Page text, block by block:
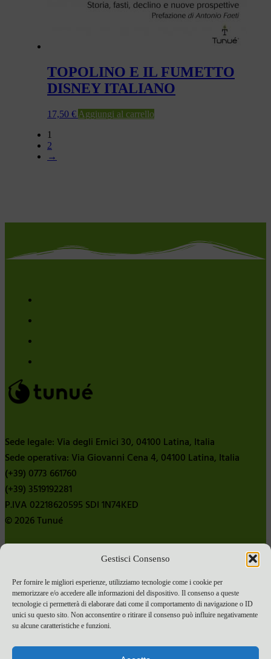
Gestisci Consenso
Per fornire le migliori esperienze, utilizziamo tecnologie come i cookie per
memorizzare e/o accedere alle informazioni del dispositivo. Il consenso a queste
tecnologie ci permetterà di elaborare dati come il comportamento di navigazione o ID
unici su questo sito. Non acconsentire o ritirare il consenso può influire negativamente
su alcune caratteristiche e funzioni.
TOPOLINO E IL FUMETTO
DISNEY ITALIANO
17,50 € Aggiungi al carrello
1
2
→
Sede legale: Via degli Ernici 30, 04100 Latina, Italia
Sede operativa: Via Giovanni Cena 4, 04100 Latina, Italia
(+39) 0773 661760
(+39) 3519192281
P.IVA 02218620595 SDI 1N74KED
© 2026 Tunué
Contatti
Pubblica con noi
Termini e condizioni e-commerce
Spese di spedizione
Privacy Policy